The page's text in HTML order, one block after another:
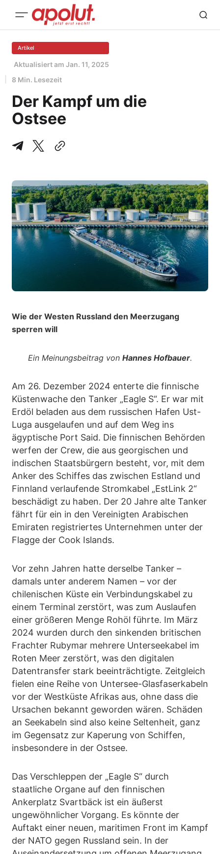
Artikel
Aktualisiert am Jan. 11, 2025
8 Min. Lesezeit
Der Kampf um die
Ostsee
Wie der Westen Russland den Meerzugang
sperren will
Ein Meinungsbeitrag von Hannes Hofbauer.
Am 26. Dezember 2024 enterte die finnische
Küstenwache den Tanker „Eagle S“. Er war mit
Erdöl beladen aus dem russischen Hafen Ust-
Luga ausgelaufen und auf dem Weg ins
ägyptische Port Said. Die finnischen Behörden
werfen der Crew, die aus georgischen und
indischen Staatsbürgern besteht, vor, mit dem
Anker des Schiffes das zwischen Estland und
Finnland verlaufende Stromkabel „EstLink 2“
beschädigt zu haben. Der 20 Jahre alte Tanker
fährt für ein in den Vereinigten Arabischen
Emiraten registriertes Unternehmen unter der
Flagge der Cook Islands.
Vor zehn Jahren hatte derselbe Tanker –
damals unter anderem Namen – vor der
chilenischen Küste ein Verbindungskabel zu
einem Terminal zerstört, was zum Auslaufen
einer größeren Menge Rohöl führte. Im März
2024 wurden durch den sinkenden britischen
Frachter Rubymar mehrere Unterseekabel im
Roten Meer zerstört, was den digitalen
Datentransfer stark beeinträchtigte. Zeitgleich
fielen eine Reihe von Untersee-Glasfaserkabeln
vor der Westküste Afrikas aus, ohne dass die
Ursachen bekannt geworden wären. Schäden
an Seekabeln sind also keine Seltenheit, ganz
im Gegensatz zur Kaperung von Schiffen,
insbesondere in der Ostsee.
Das Verschleppen der „Eagle S“ durch
staatliche Organe auf den finnischen
Ankerplatz Svartbäck ist ein äußerst
ungewöhnlicher Vorgang. Es könnte der
Auftakt einer neuen, maritimen Front im Kampf
der NATO gegen Russland sein. In der